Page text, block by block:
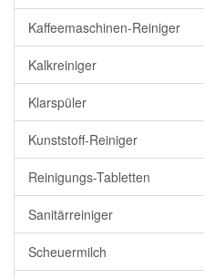
Kaffeemaschinen-Reiniger
Kalkreiniger
Klarspüler
Kunststoff-Reiniger
Reinigungs-Tabletten
Sanitärreiniger
Scheuermilch